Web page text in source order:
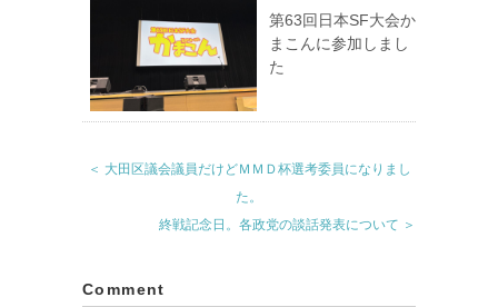
第63回日本SF大会か
まこんに参加しまし
た
＜ 大田区議会議員だけどＭＭＤ杯選考委員になりまし
た。
終戦記念日。各政党の談話発表について ＞
Comment